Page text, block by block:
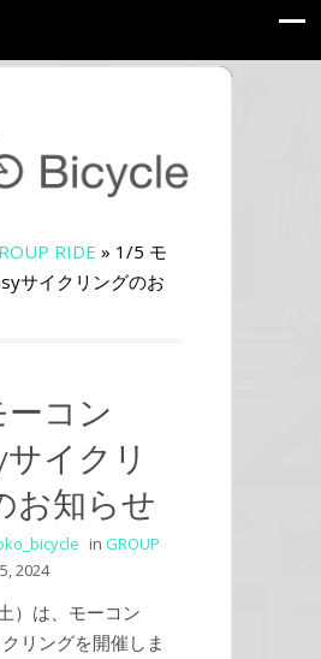
RIDE » 1/5 モ
サイクリングのお
コン
イクリ
お知らせ
in GROUP
2024
）は、モーコン
リングを開催しま